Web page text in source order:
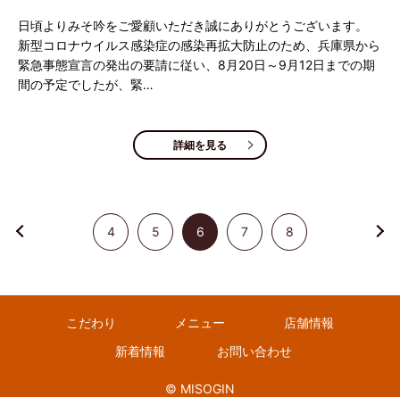
日頃よりみそ吟をご愛顧いただき誠にありがとうございます。
新型コロナウイルス感染症の感染再拡大防止のため、兵庫県から
緊急事態宣言の発出の要請に従い、8月20日～9月12日までの期
間の予定でしたが、緊…
詳細を見る
4 5 6 7 8
こだわり メニュー
店舗情報
新着情報
お問い合わせ
© MISOGIN